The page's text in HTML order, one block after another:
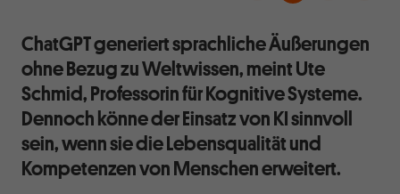
ChatGPT generiert sprachliche Äußerungen
ohne Bezug zu Weltwissen, meint Ute
Schmid, Professorin für Kognitive Systeme.
Dennoch könne der Einsatz von KI sinnvoll
sein, wenn sie die Lebensqualität und
Kompetenzen von Menschen erweitert.